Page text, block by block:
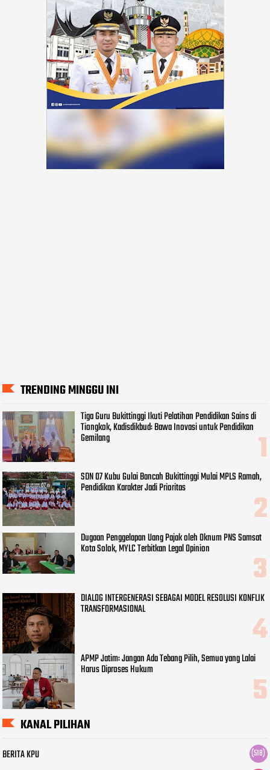
TRENDING MINGGU INI
Tiga Guru Bukittinggi Ikuti Pelatihan Pendidikan Sains di
Tiongkok, Kadisdikbud: Bawa Inovasi untuk Pendidikan
Gemilang
SDN 07 Kubu Gulai Bancah Bukittinggi Mulai MPLS Ramah,
Pendidikan Karakter Jadi Prioritas
Dugaan Penggelapan Uang Pajak oleh Oknum PNS Samsat
Kota Solok, MYLC Terbitkan Legal Opinion
DIALOG INTERGENERASI SEBAGAI MODEL RESOLUSI KONFLIK
TRANSFORMASIONAL
APMP Jatim: Jangan Ada Tebang Pilih, Semua yang Lalai
Harus Diproses Hukum
KANAL PILIHAN
BERITA KPU (518)